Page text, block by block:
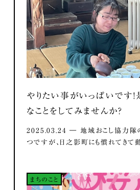
やりたい事がいっぱいです
なことをしてみませんか？
2025.03.24 ― 地域おこし協力隊
つですが、日之影町にも慣れてきて
まちのこと